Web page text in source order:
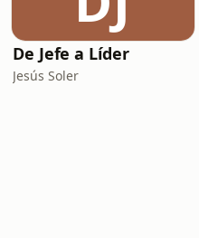
De Jefe a Líder
Jesús Soler